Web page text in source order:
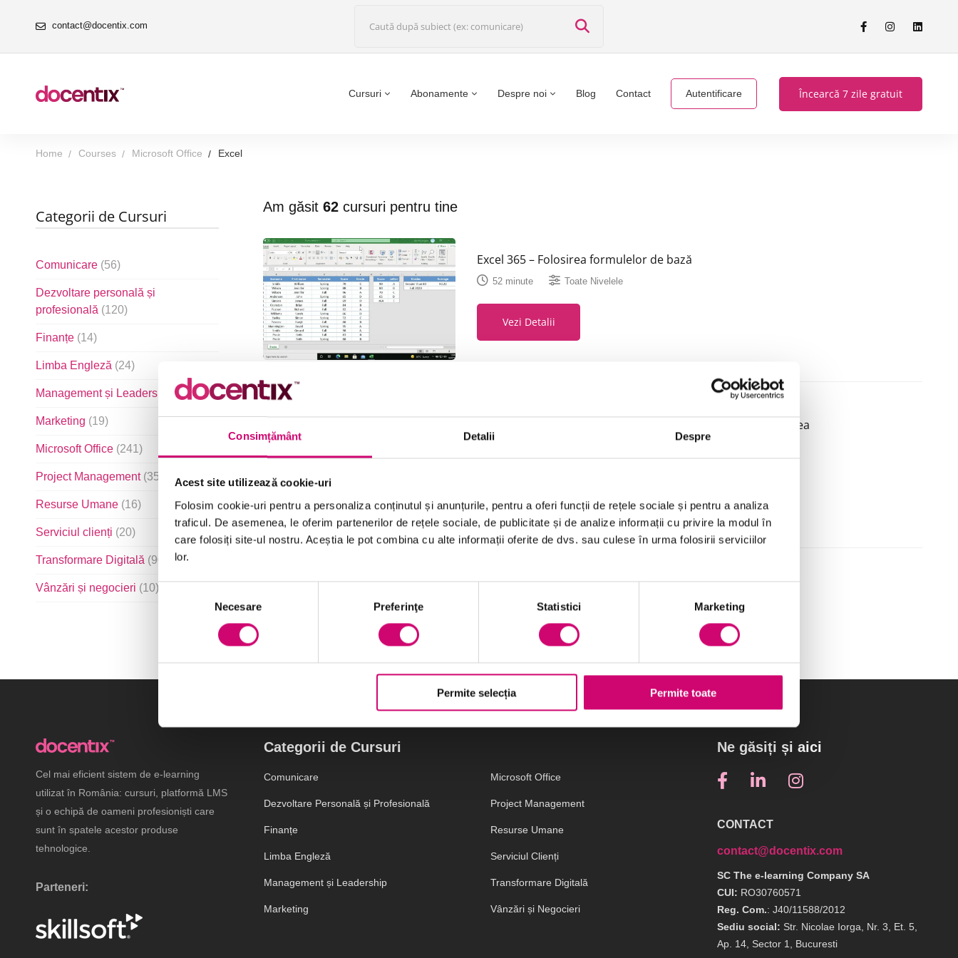
Consimțământ Detalii Despre
Acest site utilizează cookie-uri
Folosim cookie-uri pentru a personaliza conținutul și anunțurile, pentru a oferi funcții de rețele sociale și pentru a analiza
traficul. De asemenea, le oferim partenerilor de rețele sociale, de publicitate și de analize informații cu privire la modul în
care folosiți site-ul nostru. Aceștia le pot combina cu alte informații oferite de dvs. sau culese în urma folosirii serviciilor
lor.
Selecția
consimțământului
Necesare Preferinţe Statistici Marketing
Permite selecția Permite toate
contact@docentix.com
Cursuri Abonamente Despre noi Blog Contact Autentificare Încearcă 7 zile gratuit
Home Courses Microsoft Office Excel
Categorii de Cursuri
Comunicare (56)
Dezvoltare personală și
profesională (120)
Finanțe (14)
Limba Engleză (24)
Management și Leadership(103)
Marketing (19)
Microsoft Office (241)
Project Management (35)
Resurse Umane (16)
Serviciul clienți (20)
Transformare Digitală (90)
Vânzări și negocieri (10)
Am găsit 62cursuri pentru tine
Excel 365 – Folosirea formulelor de bază
52 minute Toate Nivelele
Vezi Detalii
Excel 365 – Partajarea documentelor și colaborarea la crearea
unui document
Vezi Detalii
1
Cel mai eficient sistem de e-learning
utilizat în România: cursuri, platformă LMS
și o echipă de oameni profesioniști care
sunt în spatele acestor produse
tehnologice.
Parteneri:
Categorii de Cursuri
Comunicare
Dezvoltare Personală și Profesională
Finanțe
Limba Engleză
Management și Leadership
Marketing
Microsoft Office
Project Management
Resurse Umane
Serviciul Clienți
Transformare Digitală
Vânzări și Negocieri
Ne găsiți și aici
CONTACT
contact@docentix.com
SC The e-learning Company SA
CUI: RO30760571
Reg. Com.: J40/11588/2012
Sediu social: Str. Nicolae Iorga, Nr. 3, Et. 5,
Ap. 14, Sector 1, Bucuresti